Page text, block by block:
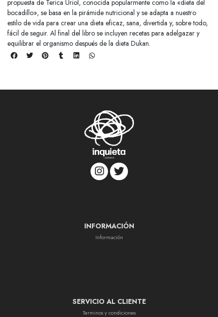
propuesta de Terica Uriol, conocida popularmente como la «dieta del
bocadillo», se basa en la pirámide nutricional y se adapta a nuestro
estilo de vida para crear una dieta eficaz, sana, divertida y, sobre todo,
fácil de seguir. Al final del libro se incluyen recetas para adelgazar y
equilibrar el organismo después de la dieta Dukan.
INFORMACIÓN
Información
SERVICIO AL CLIENTE
Terminos y condiciones